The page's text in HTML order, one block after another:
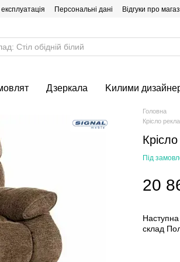
Персональні дані Відгуки про
Дзеркала Kилими
Головна
Крісло
Під
20
склад